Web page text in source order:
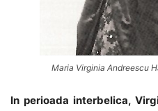
Maria Virginia Andreescu
In perioada interbelica,